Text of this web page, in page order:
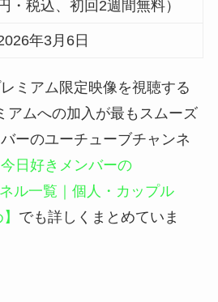
・税込、初回2週間無料）
年3月6日
ミアム限定映像を視聴する
アムへの加入が最もスムーズ
ーのユーチューブチャンネ
今日好きメンバーの
ル一覧｜個人・カップル
でも詳しくまとめていま